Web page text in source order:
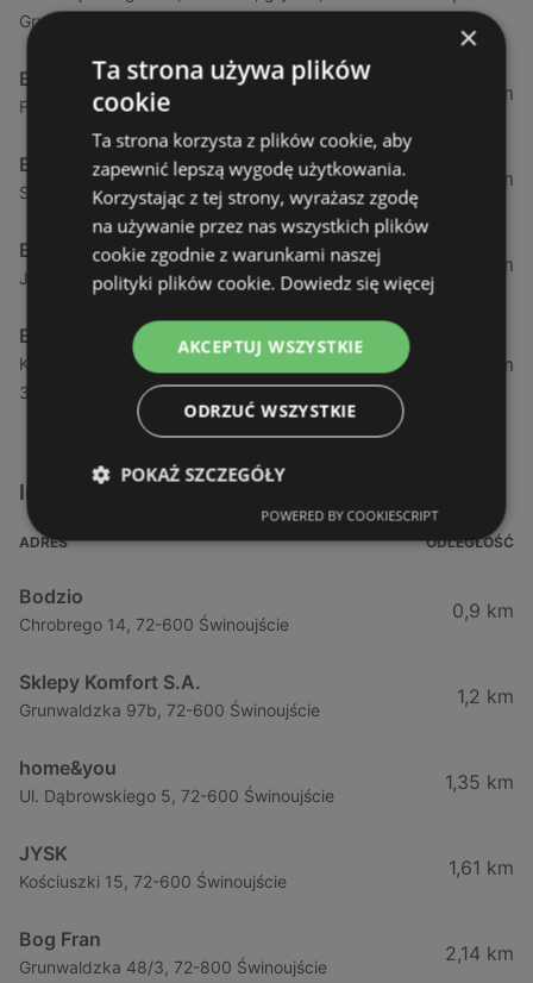
Gryfice
Bricomarche
Flisacza 63, 74 - 100, gryfino, 74-100 Gryfino
72,71 km
Bricomarche
Szczecińska 81, stargard, 73-110 Stargard
78,6 km
Bricomarche
Jasna 25a, kołobrzeg, 78-100 Kołobrzeg
88,9 km
Bricomarche
Kombatantów Polskich 3e, 78 - 300, świdwin, 78-
300 Świdwin
101 km
Inne sklepy Meble w pobliżu
ADRES ODLEGŁOŚĆ
Bodzio
Chrobrego 14, 72-600 Świnoujście
0,9 km
Sklepy Komfort S.A.
Grunwaldzka 97b, 72-600 Świnoujście
1,2 km
home&you
Ul. Dąbrowskiego 5, 72-600 Świnoujście
1,35 km
JYSK
Kościuszki 15, 72-600 Świnoujście
1,61 km
Bog Fran
Grunwaldzka 48/3, 72-800 Świnoujście
2,14 km
×
Ta strona używa plików
cookie
Ta strona korzysta z plików cookie, aby
zapewnić lepszą wygodę użytkowania.
Korzystając z tej strony, wyrażasz zgodę
na używanie przez nas wszystkich plików
cookie zgodnie z warunkami naszej
polityki plików cookie. Dowiedz się więcej
AKCEPTUJ WSZYSTKIE
ODRZUĆ WSZYSTKIE
POKAŻ SZCZEGÓŁY
POWERED BY COOKIESCRIPT